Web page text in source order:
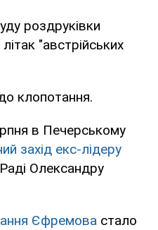
роздруківки
"австрійських
клопотання.
в Печерському
захід екс-лідеру
Олександру
Єфремова стало